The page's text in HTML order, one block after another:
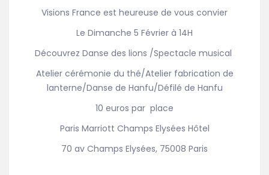
Visions France est heureuse de vous convier
Le Dimanche 5 Février à 14H
Découvrez Danse des lions /Spectacle musical
Atelier cérémonie du thé/Atelier fabrication de
lanterne/Danse de Hanfu/Défilé de Hanfu
10 euros par place
Paris Marriott Champs Elysées Hôtel
70 av Champs Elysées, 75008 Paris